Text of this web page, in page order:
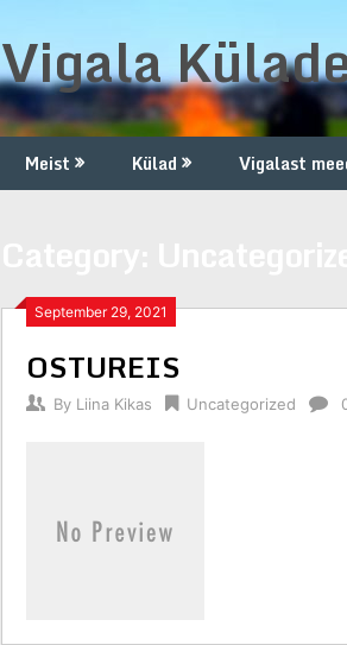
Vigala
Meist Külad Vigalast
September 29, 2021
OSTUREIS
By Liina Kikas Uncategorized